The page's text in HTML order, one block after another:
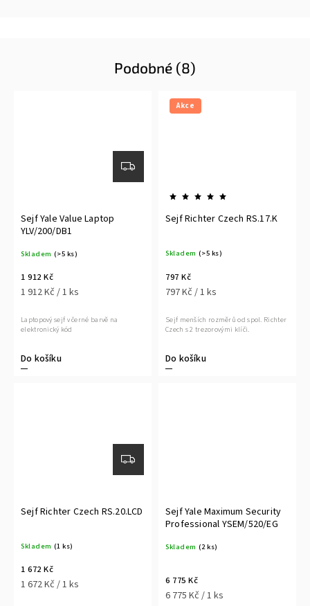
Podobné (8)
Sejf Yale Value Laptop
YLV/200/DB1
Skladem (>5 ks)
1 912 Kč
1 912 Kč / 1 ks
Do košíku
Laptopový sejf v černé barvě na
elektronický kód
Akce
Sejf Richter Czech RS.17.K
Skladem (>5 ks)
797 Kč
797 Kč / 1 ks
Do košíku
Sejf menších rozměrů od spol. Richter
Czech s 2 trezorovými klíči.
Sejf Richter Czech RS.20.LCD
Skladem (1 ks)
1 672 Kč
1 672 Kč / 1 ks
Sejf Yale Maximum Security
Professional YSEM/520/EG
Skladem (2 ks)
6 775 Kč
6 775 Kč / 1 ks